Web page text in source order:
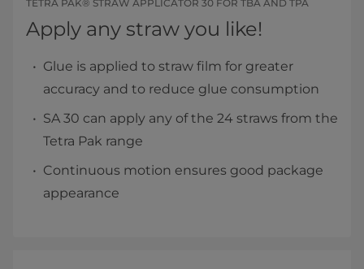
TETRA PAK® STRAW APPLICATOR 30 FOR TBA AND TPA
Apply any straw you like!
Glue is applied to straw film for greater
accuracy and to reduce glue consumption
SA 30 can apply any of the 24 straws from the
Tetra Pak range
Continuous motion ensures good package
appearance